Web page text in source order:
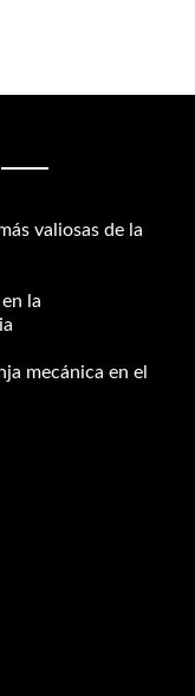
valiosas de la
la
mecánica en el